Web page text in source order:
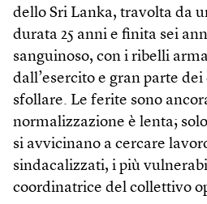
dello Sri Lanka, travolta da
durata 25 anni e finita sei
sanguinoso, con i ribelli
dall’esercito e gran parte
sfollare. Le ferite sono
normalizzazione è lenta;
si avvicinano a cercare
sindacalizzati, i più
coordinatrice del collettivo